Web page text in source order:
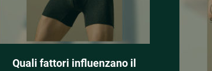
Quali fattori influenzano il